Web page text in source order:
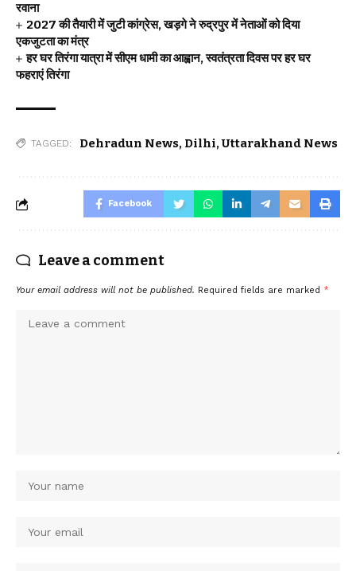
रवाना
2027 की तैयारी में जुटी कांग्रेस, खड़गे ने रुद्रपुर में नेताओं को दिया
एकजुटता का मंत्र
हर घर तिरंगा यात्रा में सीएम धामी का आह्वान, स्वतंत्रता दिवस पर हर घर
फहराएं तिरंगा
TAGGED: Dehradun News, Dilhi,Uttarakhand News
Facebook
Leave a comment
Your email address will not be published. Required fields are marked *